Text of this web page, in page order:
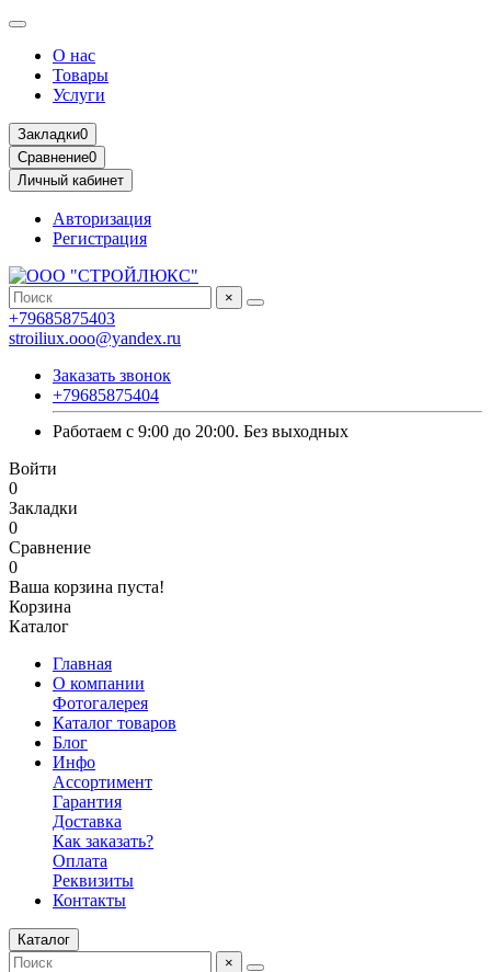
О нас
Товары
Услуги
Закладки0
Сравнение0
Личный кабинет
Авторизация
Регистрация
×
+79685875403
stroiliux.ooo@yandex.ru
Заказать звонок
+79685875404
Работаем с 9:00 до 20:00. Без выходных
Войти
0
Закладки
0
Сравнение
0
Ваша корзина пуста!
Корзина
Каталог
Главная
О компании
Фотогалерея
Каталог товаров
Блог
Инфо
Ассортимент
Гарантия
Доставка
Как заказать?
Оплата
Реквизиты
Контакты
Каталог
×